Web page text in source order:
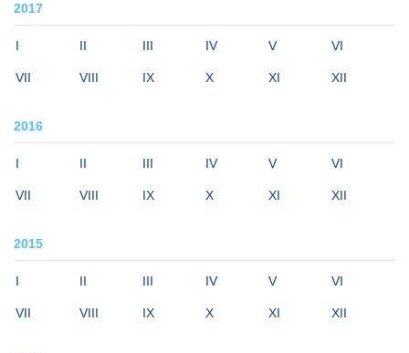
2017
I II III IV V VI
VII VIII IX X XI XII
2016
I II III IV V VI
VII VIII IX X XI XII
2015
I II III IV V VI
VII VIII IX X XI XII